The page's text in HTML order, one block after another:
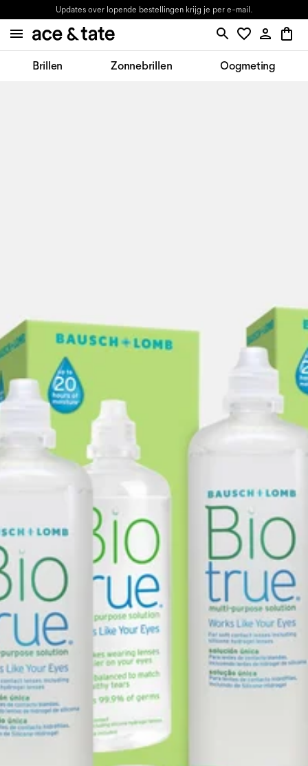
Updates over lopende bestellingen krijg je per e-mail.
Brillen Zonnebrillen Oogmeting